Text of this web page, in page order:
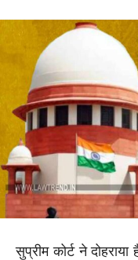
सुप्रीम कोर्ट ने